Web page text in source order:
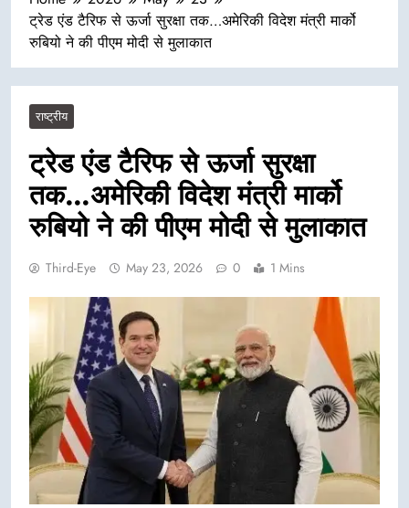
ट्रेड एंड टैरिफ से ऊर्जा सुरक्षा तक…अमेरिकी विदेश मंत्री मार्को
रुबियो ने की पीएम मोदी से मुलाकात
राष्ट्रीय
ट्रेड एंड टैरिफ से ऊर्जा सुरक्षा
तक…अमेरिकी विदेश मंत्री मार्को
रुबियो ने की पीएम मोदी से मुलाकात
Third-Eye May 23, 2026 0 1 Mins